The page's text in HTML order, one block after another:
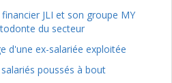
JLI et son groupe MY
du secteur
d'une ex-salariée exploitée
salariés poussés à bout